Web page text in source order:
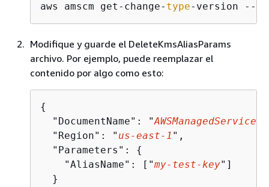
aws amscm get-change- type-version --
Modifique y guarde el DeleteKmsAliasParams
archivo. Por ejemplo, puede reemplazar el
contenido por algo como esto:
{
  "DocumentName": "
  "Region": "
us-east-1 ",
  "Parameters":
{
    "AliasName": ["
my-test-key"]
  }